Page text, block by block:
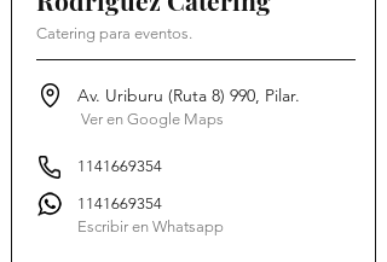
Catering para eventos.
Av. Uriburu (Ruta 8) 990, Pilar.
Ver en Google Maps
1141669354
1141669354
Escribir en Whatsapp